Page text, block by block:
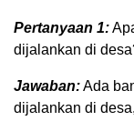
Pertanyaan 1:
dijalankan di
Jawaban:Ada
dijalankan di